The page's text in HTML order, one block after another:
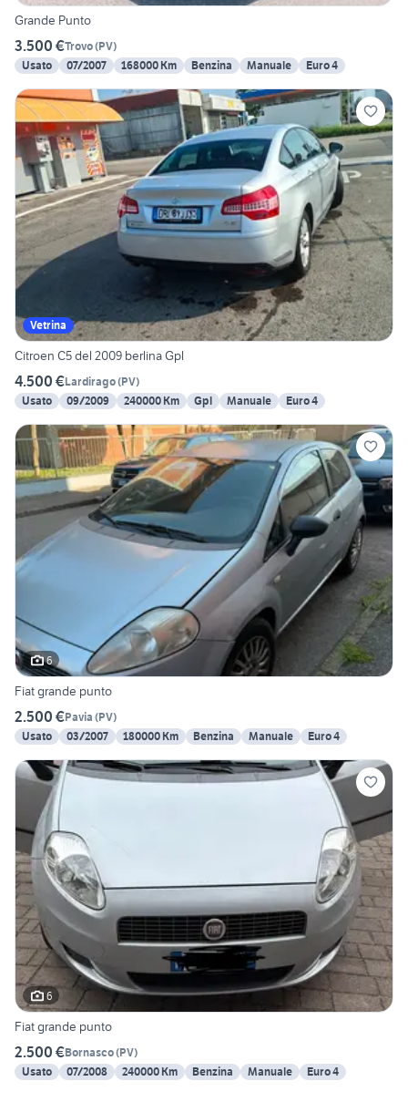
Grande Punto
3.500 €Trovo(PV)
Usato
07/2007 168000 Km Benzina Manuale Euro 4
Vetrina
Citroen C5 del 2009 berlina Gpl
4.500 €Lardirago(PV)
Usato
09/2009 240000 Km Gpl Manuale Euro 4
6
Fiat grande punto
2.500 €Pavia (PV)
Usato
03/2007 180000 Km Benzina Manuale Euro 4
6
Fiat grande punto
2.500 €Bornasco(PV)
Usato
07/2008 240000 Km Benzina Manuale Euro 4